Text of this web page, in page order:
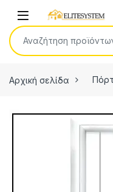
Open
Αναζήτηση για:
Αρχική σελίδα